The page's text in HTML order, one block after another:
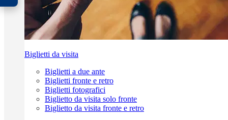
Biglietti da visita
Biglietti a due ante
Biglietti fronte e retro
Biglietti fotografici
Biglietto da visita solo fronte
Biglietto da visita fronte e retro